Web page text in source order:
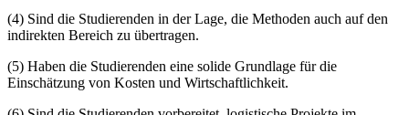
(4) Sind die Studierenden in der Lage, die Methoden auch auf den
indirekten Bereich zu übertragen.
(5) Haben die Studierenden eine solide Grundlage für die
Einschätzung von Kosten und Wirtschaftlichkeit.